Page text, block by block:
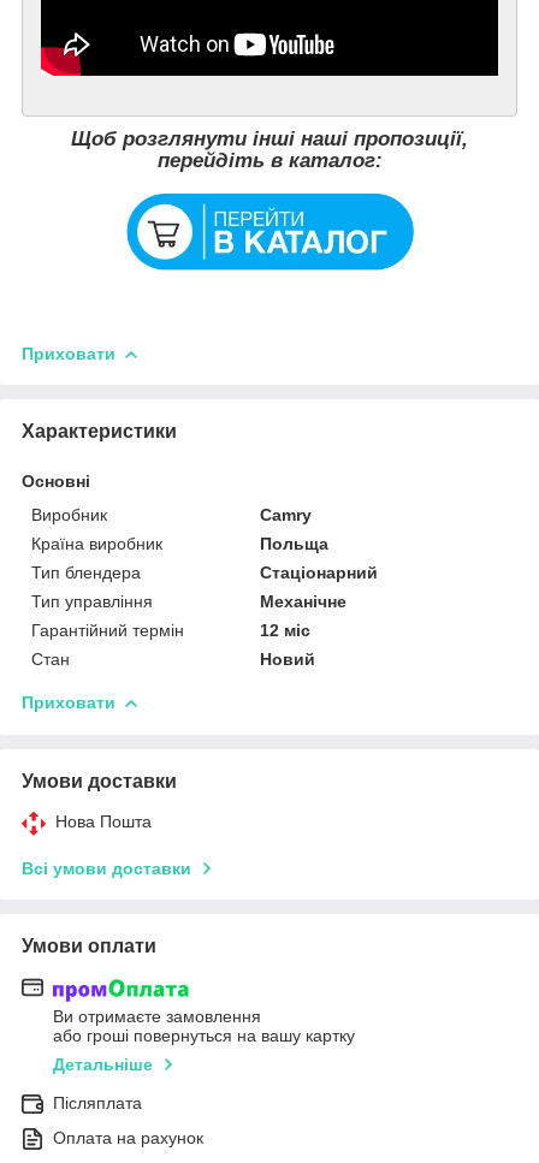
Щоб розглянути інші наші пропозиції,
перейдіть в каталог:
Приховати
Характеристики
Основні
Виробник
Camry
Країна виробник
Польща
Тип блендера
Стаціонарний
Тип управління
Механічне
Гарантійний термін
12 міс
Стан
Новий
Приховати
Умови доставки
Нова Пошта
Всі умови доставки
Умови оплати
Ви отримаєте замовлення
або гроші повернуться на вашу картку
Детальніше
Післяплата
Оплата на рахунок